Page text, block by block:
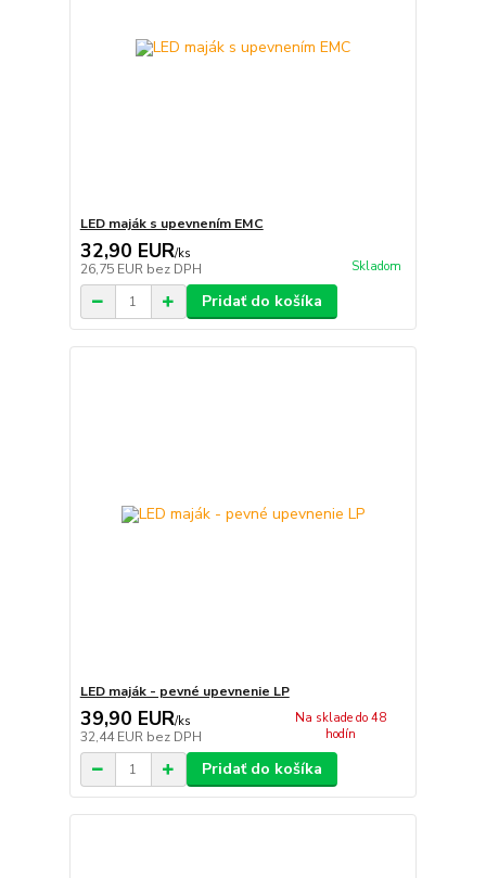
LED maják s upevnením EMC
32,90 EUR/ks
26,75 EUR bez DPH Skladom
Pridať do košíka
LED maják - pevné upevnenie LP
39,90 EUR/ks
32,44 EUR bez DPH
Na sklade do 48
hodín
Pridať do košíka